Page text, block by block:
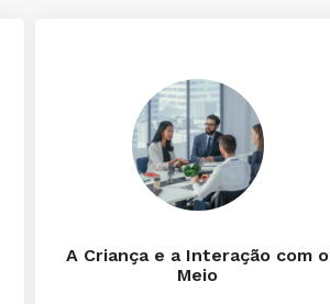
A Criança e a Interação com o
Meio